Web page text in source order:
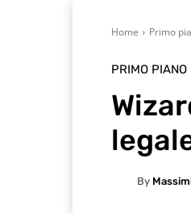
Home Primo
PRIMO PIANO
By